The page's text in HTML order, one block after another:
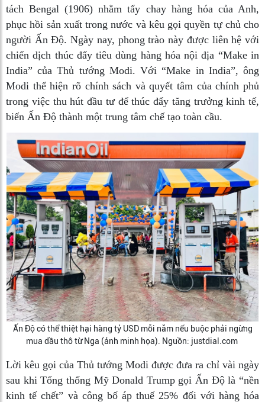
tách Bengal (1906) nhằm tẩy chay hàng hóa của Anh,
phục hồi sản xuất trong nước và kêu gọi quyền tự chủ cho
người Ấn Độ. Ngày nay, phong trào này được liên hệ với
chiến dịch thúc đẩy tiêu dùng hàng hóa nội địa “Make in
India” của Thủ tướng Modi. Với “Make in India”, ông
Modi thể hiện rõ chính sách và quyết tâm của chính phủ
trong việc thu hút đầu tư để thúc đẩy tăng trưởng kinh tế,
biến Ấn Độ thành một trung tâm chế tạo toàn cầu.
Ấn Độ có thể thiệt hại hàng tỷ USD mỗi năm nếu buộc phải ngừng
mua dầu thô từ Nga (ảnh minh họa). Nguồn: justdial.com
Lời kêu gọi của Thủ tướng Modi được đưa ra chỉ vài ngày
sau khi Tổng thống Mỹ Donald Trump gọi Ấn Độ là “nền
kinh tế chết” và công bố áp thuế 25% đối với hàng hóa